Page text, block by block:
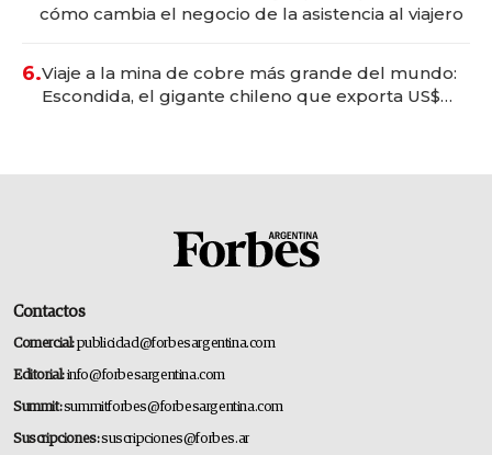
cómo cambia el negocio de la asistencia al viajero
6.Viaje a la mina de cobre más grande del mundo:
Escondida, el gigante chileno que exporta US$
Contactos
Comercial:publicidad@forbesargentina.com
Editorial:info@forbesargentina.com
Summit:summitforbes@forbesargentina.com
Suscripciones:suscripciones@forbes.ar